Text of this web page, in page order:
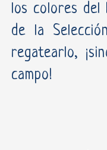
los colores del
de la
regatearlo,
campo!